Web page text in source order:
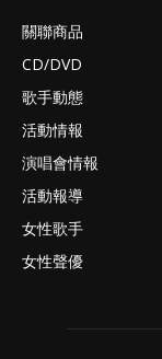
關聯商品
CD/DVD
歌手動態
活動情報
演唱會情報
活動報導
女性歌手
女性聲優